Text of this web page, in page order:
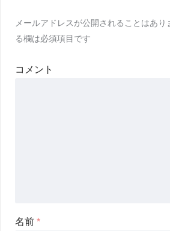
メールアドレスが公開されることはあり
る欄は必須項目です
コメント
名前 *